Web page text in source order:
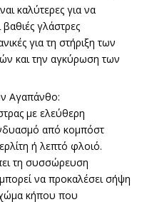
καλύτερες για να
γλάστρες
για τη στήριξη των
και την αγκύρωση των
Αγαπάνθο:
με ελεύθερη
από κομπόστ
ή λεπτό φλοιό.
τη συσσώρευση
να προκαλέσει σήψη
κήπου που